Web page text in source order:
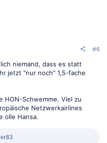
#6
niemand, dass es statt
jetzt "nur noch" 1,5-fache
HON-Schwemme. Viel zu
Netzwerkairlines
olle Hansa.